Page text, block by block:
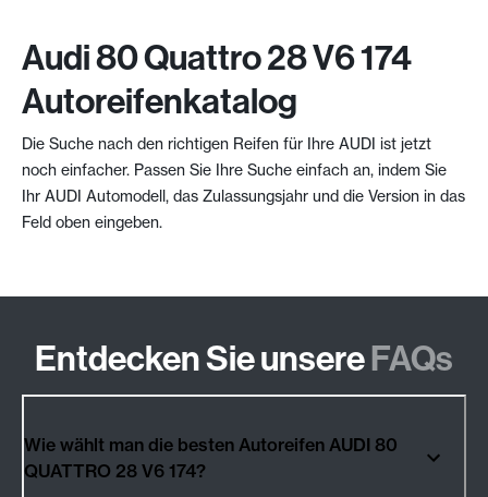
Audi 80 Quattro 28 V6 174
Autoreifenkatalog
Die Suche nach den richtigen Reifen für Ihre AUDI ist jetzt
noch einfacher. Passen Sie Ihre Suche einfach an, indem Sie
Ihr AUDI Automodell, das Zulassungsjahr und die Version in das
Feld oben eingeben.
Entdecken Sie unsereFAQs
Wie wählt man die besten Autoreifen AUDI 80
QUATTRO 28 V6 174?